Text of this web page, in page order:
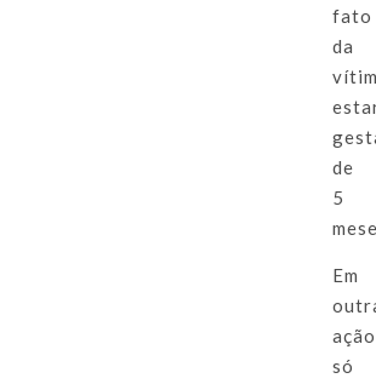
fato
da
de
5
Em
só